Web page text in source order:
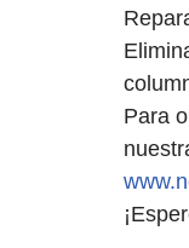
Para